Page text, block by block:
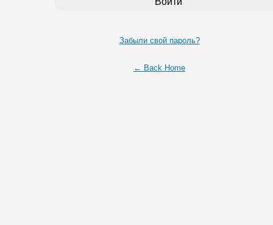
Забыли свой пароль?
← Back Home